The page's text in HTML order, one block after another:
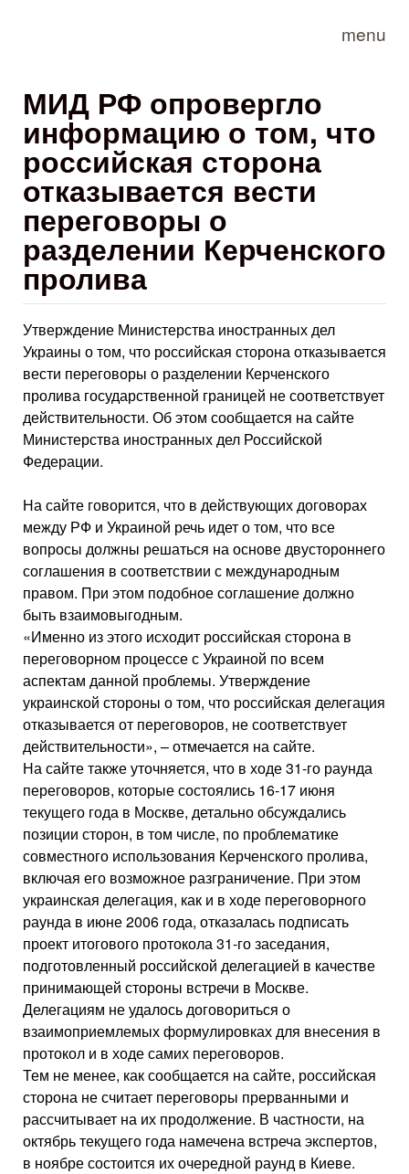
menu
МИД РФ опровергло
информацию о том, что
российская сторона
отказывается вести
переговоры о
разделении Керченского
пролива
Утверждение Министерства иностранных дел
Украины о том, что российская сторона отказывается
вести переговоры о разделении Керченского
пролива государственной границей не соответствует
действительности. Об этом сообщается на сайте
Министерства иностранных дел Российской
Федерации.
На сайте говорится, что в действующих договорах
между РФ и Украиной речь идет о том, что все
вопросы должны решаться на основе двустороннего
соглашения в соответствии с международным
правом. При этом подобное соглашение должно
быть взаимовыгодным.
«Именно из этого исходит российская сторона в
переговорном процессе с Украиной по всем
аспектам данной проблемы. Утверждение
украинской стороны о том, что российская делегация
отказывается от переговоров, не соответствует
действительности», – отмечается на сайте.
На сайте также уточняется, что в ходе 31-го раунда
переговоров, которые состоялись 16-17 июня
текущего года в Москве, детально обсуждались
позиции сторон, в том числе, по проблематике
совместного использования Керченского пролива,
включая его возможное разграничение. При этом
украинская делегация, как и в ходе переговорного
раунда в июне 2006 года, отказалась подписать
проект итогового протокола 31-го заседания,
подготовленный российской делегацией в качестве
принимающей стороны встречи в Москве.
Делегациям не удалось договориться о
взаимоприемлемых формулировках для внесения в
протокол и в ходе самих переговоров.
Тем не менее, как сообщается на сайте, российская
сторона не считает переговоры прерванными и
рассчитывает на их продолжение. В частности, на
октябрь текущего года намечена встреча экспертов,
в ноябре состоится их очередной раунд в Киеве.